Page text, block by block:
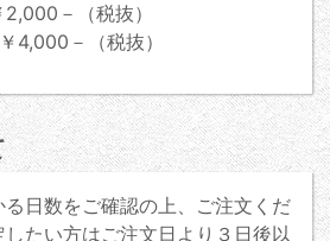
－（税抜）
－（税抜）
日数をご確認の上、ご注文くだ
たい方はご注文日より３日後以